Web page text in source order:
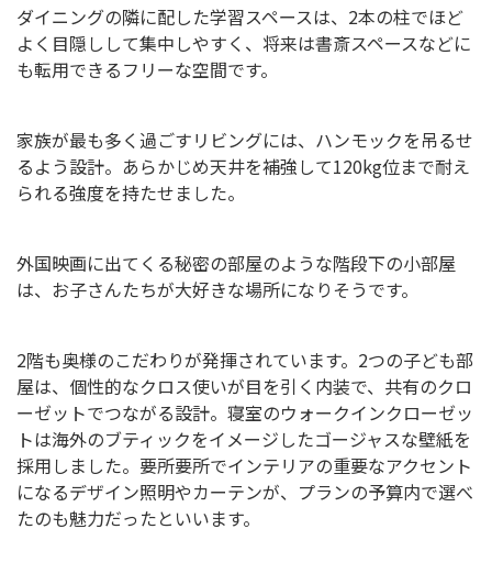
ダイニングの隣に配した学習スペースは、2本の柱でほど
よく目隠しして集中しやすく、将来は書斎スペースなどに
も転用できるフリーな空間です。
家族が最も多く過ごすリビングには、ハンモックを吊るせ
るよう設計。あらかじめ天井を補強して120kg位まで耐え
られる強度を持たせました。
外国映画に出てくる秘密の部屋のような階段下の小部屋
は、お子さんたちが大好きな場所になりそうです。
2階も奥様のこだわりが発揮されています。2つの子ども部
屋は、個性的なクロス使いが目を引く内装で、共有のクロ
ーゼットでつながる設計。寝室のウォークインクローゼッ
トは海外のブティックをイメージしたゴージャスな壁紙を
採用しました。要所要所でインテリアの重要なアクセント
になるデザイン照明やカーテンが、プランの予算内で選べ
たのも魅力だったといいます。